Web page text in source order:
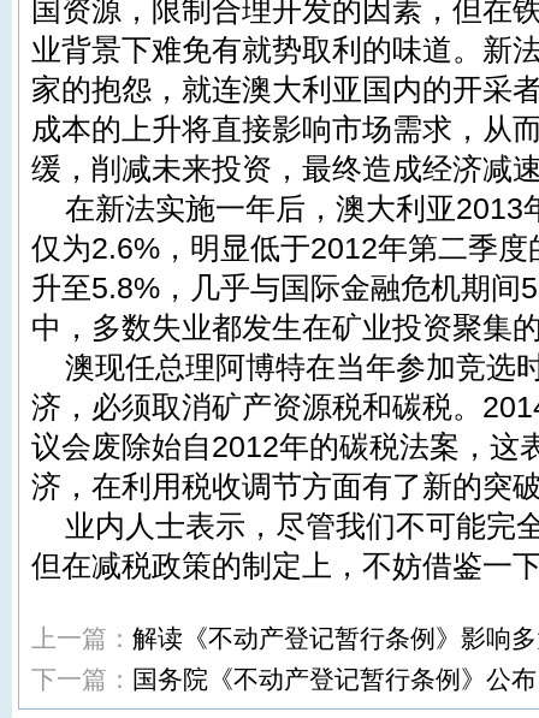
国资源，限制合理开发的因素，但在
业背景下难免有就势取利的味道。新
家的抱怨，就连澳大利亚国内的开采
成本的上升将直接影响市场需求，从
缓，削减未来投资，最终造成经济减
在新法实施一年后，澳大利亚2013
仅为2.6%，明显低于2012年第二季
升至5.8%，几乎与国际金融危机期间
中，多数失业都发生在矿业投资聚集
澳现任总理阿博特在当年参加竞选
济，必须取消矿产资源税和碳税。
议会废除始自2012年的碳税法案，这
济，在利用税收调节方面有了新的突
业内人士表示，尽管我们不可能完
但在减税政策的制定上，不妨借鉴一
上一篇： 解读《不动产登记暂行条例》影响
下一篇： 国务院《不动产登记暂行条例》公